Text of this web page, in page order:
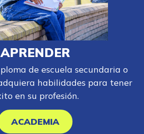
APRENDER
de escuela secundaria o
habilidades para tener
en su profesión.
ACADEMIA